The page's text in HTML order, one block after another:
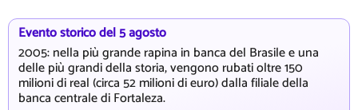
Evento storico del 5 agosto
2005: nella più grande rapina in banca del Brasile e una
delle più grandi della storia, vengono rubati oltre 150
milioni di real (circa 52 milioni di euro) dalla filiale della
banca centrale di Fortaleza.